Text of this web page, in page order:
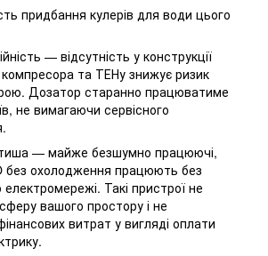
придбання кулерів для води цього
— відсутність у конструкції
та ТЕНу знижує ризик
Дозатор старанно працюватиме
не вимагаючи сервісного
тиша — майже безшумно працюючі,
без охолодження працюють без
Такі пристрої не
вашого простору і не
витрат у вигляді оплати